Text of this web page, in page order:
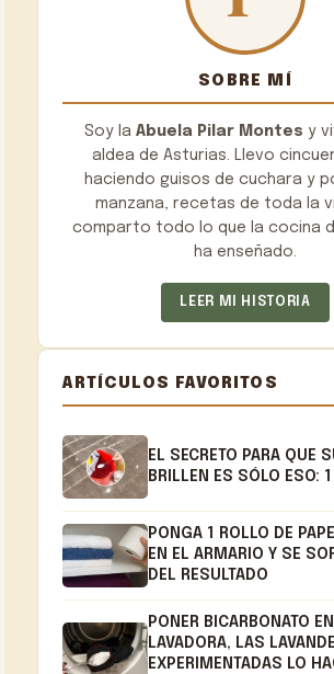
SOBRE MÍ
Soy la Abuela Pilar Montes y
aldea de Asturias. Llevo
haciendo guisos de cuchara y
manzana, recetas de toda la
comparto todo lo que la cocina
ha enseñado.
LEER MI HISTORIA
ARTÍCULOS FAVORITOS
EL SECRETO PARA QUE
BRILLEN ES SÓLO ESO:
PONGA 1 ROLLO DE
EN EL ARMARIO Y SE
DEL RESULTADO
PONER BICARBONATO
LAVADORA, LAS
EXPERIMENTADAS LO